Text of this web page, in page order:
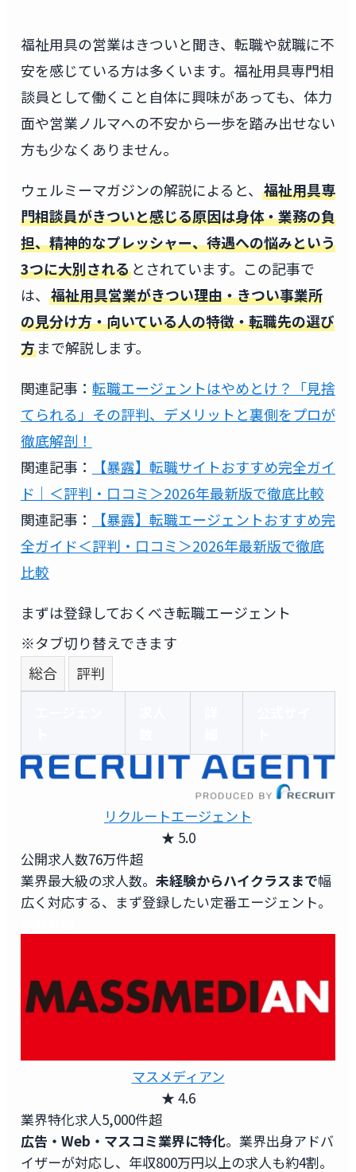
福祉用具の営業はきついと聞き、転職や就職に不
安を感じている方は多くいます。福祉用具専門相
談員として働くこと自体に興味があっても、体力
面や営業ノルマへの不安から一歩を踏み出せない
方も少なくありません。
ウェルミーマガジンの解説によると、 福祉用具専
門相談員がきついと感じる原因は身体・業務の負
担、精神的なプレッシャー、待遇への悩みという
3つに大別されるとされています。この記事で
は、 福祉用具営業がきつい理由・きつい事業所
の見分け方・向いている人の特徴・転職先の選び
方まで解説します。
関連記事： 転職エージェントはやめとけ？「見捨
てられる」その評判、デメリットと裏側をプロが
徹底解剖！
関連記事：
【暴露】転職サイトおすすめ完全ガイ
ド｜＜評判・口コミ＞2026年最新版で徹底比較
関連記事：
【暴露】転職エージェントおすすめ完
全ガイド＜評判・口コミ＞2026年最新版で徹底
比較
まずは登録しておくべき転職エージェント
※タブ切り替えできます
総合
評判
リクルートエージェント
★ 5.0
公開求人数76万件超
業界最大級の求人数。 未経験からハイクラスまで幅
広く対応する、まず登録したい定番エージェント。
マスメディアン
★ 4.6
業界特化求人5,000件超
広告・Web・マスコミ業界に特化。業界出身アドバ
イザーが対応し、年収800万円以上の求人も約4割。